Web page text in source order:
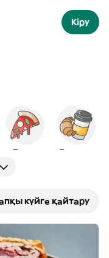
Кіру
Пицца Таңғы ас
күйге қайтару